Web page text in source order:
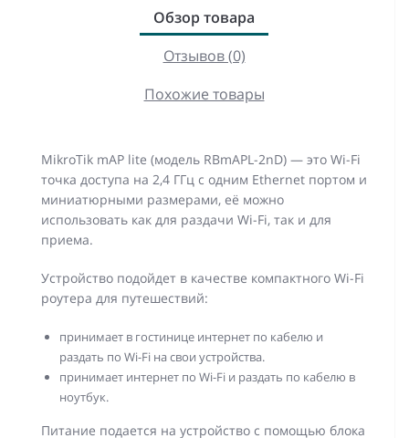
Обзор товара
Отзывов (0)
Похожие товары
MikroTik mAP lite (модель RBmAPL-2nD) — это Wi-Fi
точка доступа на 2,4 ГГц с одним Ethernet портом и
миниатюрными размерами, её можно
использовать как для раздачи Wi-Fi, так и для
приема.
Устройство подойдет в качестве компактного Wi-Fi
роутера для путешествий:
принимает в гостинице интернет по кабелю и
раздать по Wi-Fi на свои устройства.
принимает интернет по Wi-Fi и раздать по кабелю в
ноутбук.
Питание подается на устройство с помощью блока